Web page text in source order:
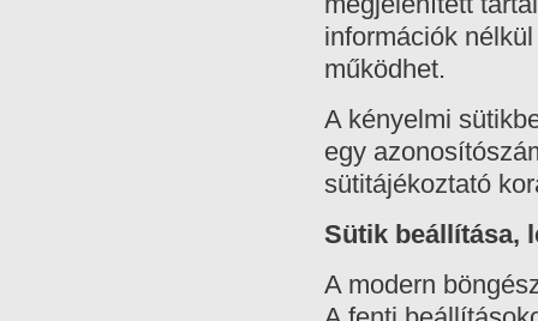
információk
működhet.
A kényelmi
egy
sütitájékoztató
Sütik beállítása,
A modern